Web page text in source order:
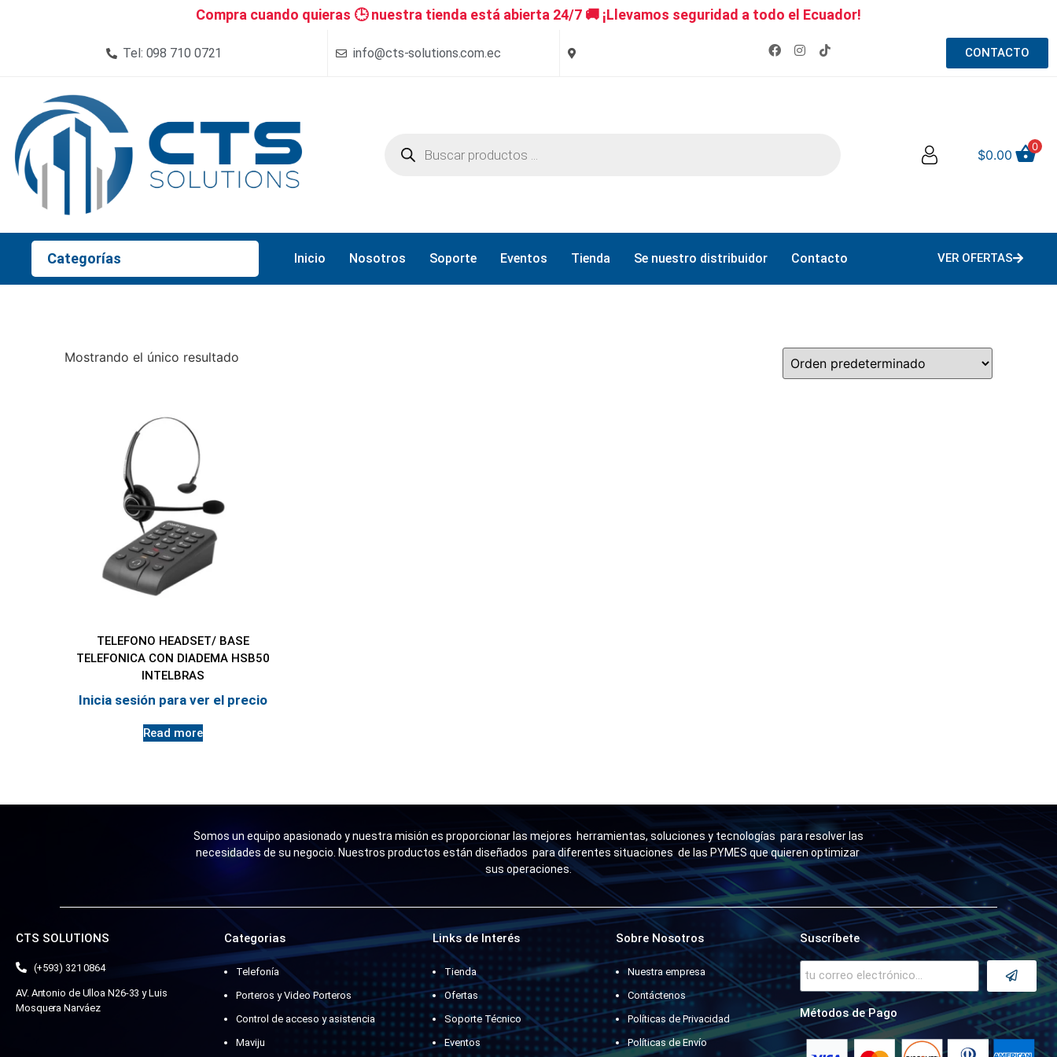
Compra cuando quieras 🕒 nuestra tienda está abierta 24/7 🚚 ¡Llevamos seguridad a todo el Ecuador!
Tel: 098 710 0721 info@cts-solutions.com.ec CONTACTO
$0.00
0
Categorías Inicio Nosotros Soporte Eventos Tienda Se nuestro distribuidor Contacto VER OFERTAS
Mostrando el único resultado
TELEFONO HEADSET/ BASE
TELEFONICA CON DIADEMA HSB50
INTELBRAS
Inicia sesión para ver el precio
Read more
Somos un equipo apasionado y nuestra misión es proporcionar las mejores herramientas, soluciones y tecnologías para resolver las
necesidades de su negocio. Nuestros productos están diseñados para diferentes situaciones de las PYMES que quieren optimizar
sus operaciones.
CTS SOLUTIONS
(+593) 321 0864
AV. Antonio de Ulloa N26-33 y Luis
Mosquera Narváez
Categorias
Telefonía
Porteros y Video Porteros
Control de acceso y asistencia
Maviju
Links de Interés
Tienda
Ofertas
Soporte Técnico
Eventos
Sobre Nosotros
Nuestra empresa
Contáctenos
Políticas de Privacidad
Políticas de Envío
Suscríbete
Métodos de Pago